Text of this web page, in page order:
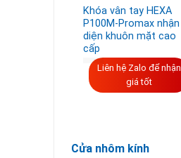
Khóa vân tay HEXA
P100M-Promax nhận
diện khuôn mặt cao
cấp
Liên hệ Zalo để nhận
giá tốt
Cửa nhôm kính